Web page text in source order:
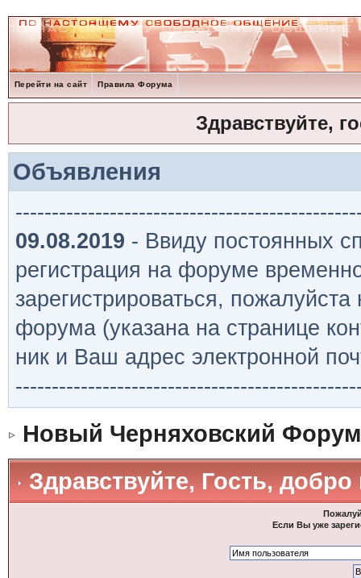
Перейти на сайт Правила Форума
Здравствуйте,
Объявления
09.08.2019 - Ввиду постоянных
регистрация на форуме
зарегистрироваться,
форума (указана на странице
ник и Ваш адрес электронной
Новый Черняховский Форум
Здравствуйте, Гость,
Если Вы уже